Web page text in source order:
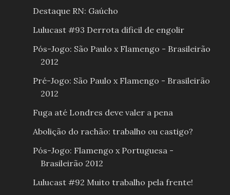
Destaque RN: Gaúcho
Lulucast #93 Derrota dificil de engolir
Pós-Jogo: São Paulo x Flamengo - Brasileirão
2012
Pré-Jogo: São Paulo x Flamengo - Brasileirão
2012
Fuga até Londres deve valer a pena
Abolição do rachão: trabalho ou castigo?
Pós-Jogo: Flamengo x Portuguesa -
Brasileirão 2012
Lulucast #92 Muito trabalho pela frente!